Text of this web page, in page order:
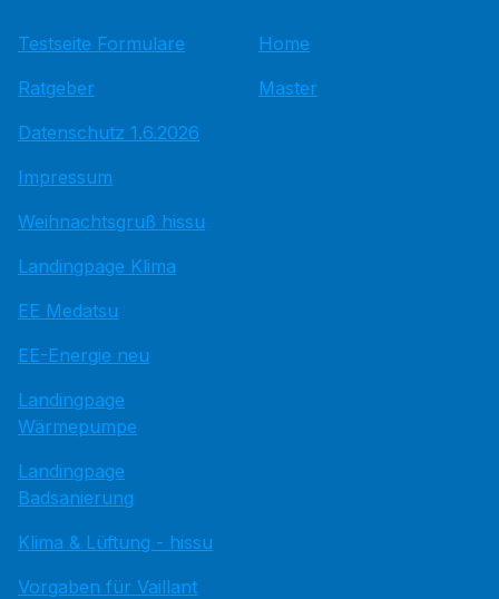
Testseite Formulare
Ratgeber
Datenschutz 1.6.2026
Impressum
Weihnachtsgruß hissu
Landingpage Klima
EE Medatsu
EE-Energie neu
Landingpage
Wärmepumpe
Landingpage
Badsanierung
Klima & Lüftung - hissu
Vorgaben für Vaillant
Home
Master